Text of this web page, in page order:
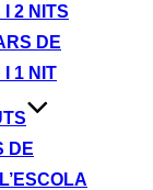
I 2 NITS
DE
I 1 NIT
DE